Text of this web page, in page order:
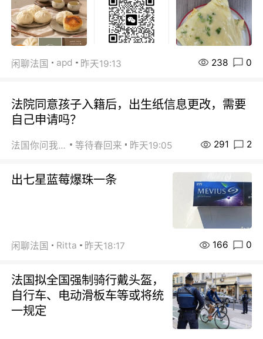
闲聊法国 apd 昨天19:13 238 0
法院同意孩子入籍后，出生纸信息更改，需要
自己申请吗？
法国你问我答 等待春回来 昨天19:05 291 2
出七星蓝莓爆珠一条
闲聊法国 Ritta 昨天18:17 166 0
法国拟全国强制骑行戴头盔，
自行车、电动滑板车等或将统
一规定